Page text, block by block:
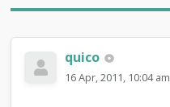
u
a
e
quico
16 Apr, 2011, 10:04 am